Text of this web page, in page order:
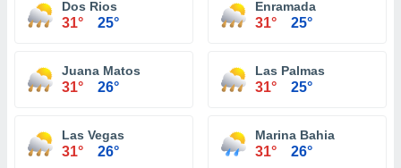
Dos Rios
31° 25°
Enramada
31° 25°
Juana Matos
31° 26°
Las Palmas
31° 25°
Las Vegas
31° 26°
Marina Bahia
31° 26°